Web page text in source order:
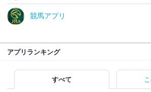
競馬アプリ
アプリランキング
すべて